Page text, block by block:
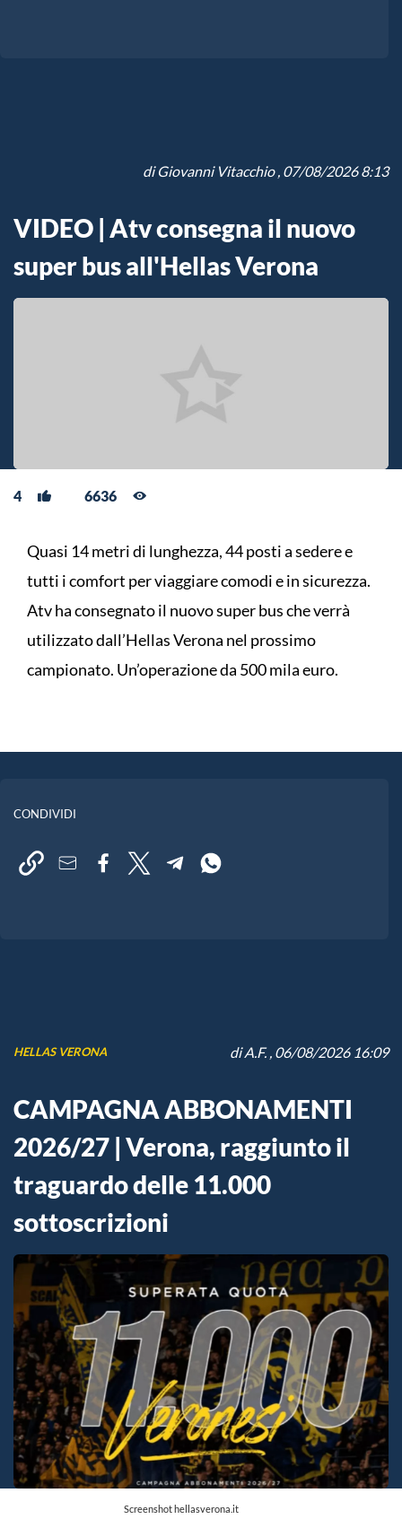
diGiovanni Vitacchio, 07/08/2026 8:13
VIDEO | Atv consegna il nuovo
super bus all'Hellas Verona
4 6636
Quasi 14 metri di lunghezza, 44 posti a sedere e
tutti i comfort per viaggiare comodi e in sicurezza.
Atv ha consegnato il nuovo super bus che verrà
utilizzato dall’Hellas Verona nel prossimo
campionato. Un’operazione da 500 mila euro.
CONDIVIDI
HELLAS VERONA diA.F., 06/08/2026 16:09
CAMPAGNA ABBONAMENTI
2026/27 | Verona, raggiunto il
traguardo delle 11.000
sottoscrizioni
Screenshot hellasverona.it